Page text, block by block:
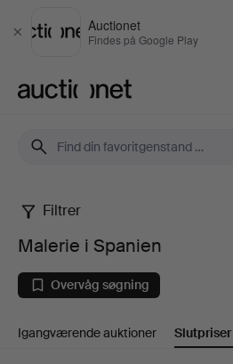
Luk
Auctionet
Findes på Google Play
Malerie
Spanien
Filtrer
Malerie i Spanien
Overvåg søgning
Igangværende auktioner Slutpriser